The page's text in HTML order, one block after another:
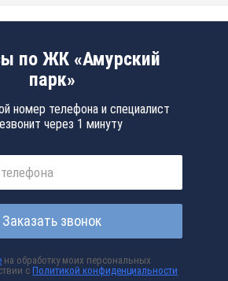
по ЖК «Амурский
парк»
номер телефона и специалист
через 1 минуту
Заказать звонок
на обработку моих персональных
сПолитикой конфиденциальности